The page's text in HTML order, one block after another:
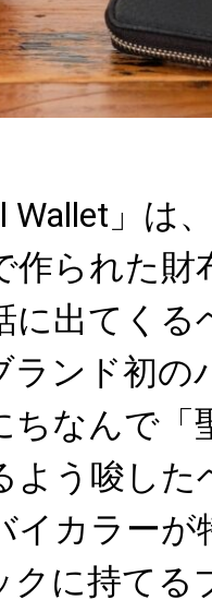
Wallet」は
作られた財
に出てくる
ランド初の
ちなんで「
よう唆し
イカラーが
クに持て